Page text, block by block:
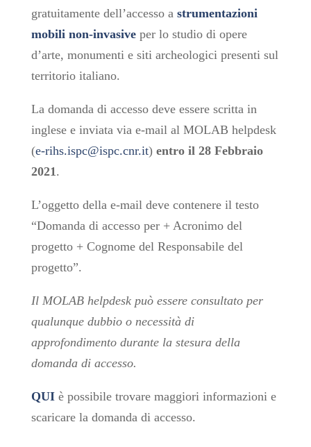
gratuitamente dell’accesso a strumentazioni
mobili non-invasive per lo studio di opere
d’arte, monumenti e siti archeologici presenti sul
territorio italiano.
La domanda di accesso deve essere scritta in
inglese e inviata via e-mail al MOLAB helpdesk
(e-rihs.ispc@ispc.cnr.it) entro il 28 Febbraio
2021 .
L’oggetto della e-mail deve contenere il testo
“Domanda di accesso per + Acronimo del
progetto + Cognome del Responsabile del
progetto”.
Il MOLAB helpdesk può essere consultato per
qualunque dubbio o necessità di
approfondimento durante la stesura della
domanda di accesso.
QUIè possibile trovare maggiori informazioni e
scaricare la domanda di accesso.